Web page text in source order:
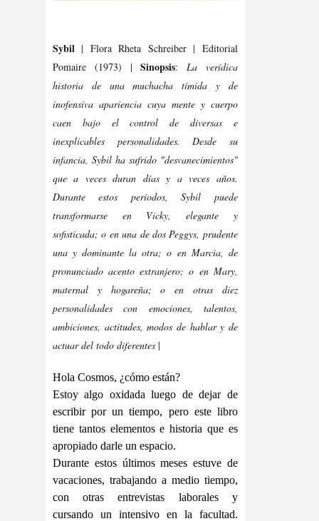
Sybil | Flora Rheta Schreiber | Editorial
Pomaire (1973) |Sinopsis:La verídica
historia de una muchacha tímida y de
inofensiva apariencia cuya mente y cuerpo
caen bajo el control de diversas e
inexplicables personalidades. Desde su
infancia, Sybil ha sufrido "desvanecimientos"
que a veces duran días y a veces años.
Durante estos períodos, Sybil puede
transformarse en Vicky, elegante y
sofisticada; o en una de dos Peggys, prudente
una y dominante la otra; o en Marcia, de
pronunciado acento extranjero; o en Mary,
maternal y hogareña; o en otras diez
personalidades con emociones, talentos,
ambiciones, actitudes, modos de hablar y de
actuar del todo diferentes |
Hola Cosmos, ¿cómo están?
Estoy algo oxidada luego de dejar de
escribir por un tiempo, pero este libro
tiene tantos elementos e historia que es
apropiado darle un espacio.
Durante estos últimos meses estuve de
vacaciones, trabajando a medio tiempo,
con otras entrevistas laborales y
cursando un intensivo en la facultad.